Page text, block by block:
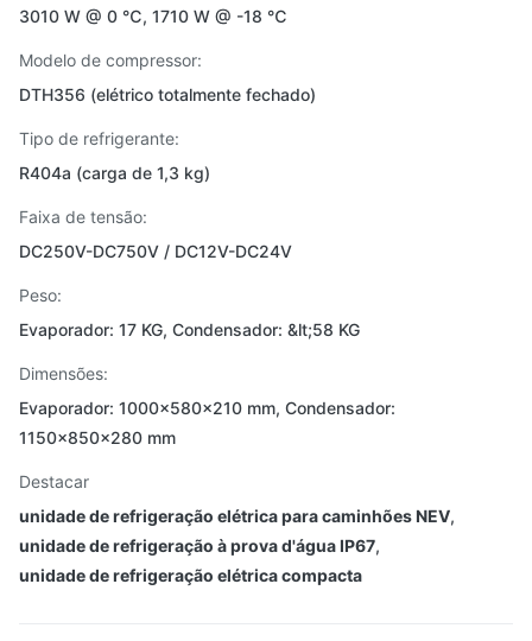
3010 W @ 0 ℃, 1710 W @ -18 ℃
Modelo de compressor:
DTH356 (elétrico totalmente fechado)
Tipo de refrigerante:
R404a (carga de 1,3 kg)
Faixa de tensão:
DC250V-DC750V / DC12V-DC24V
Peso:
Evaporador: 17 KG, Condensador: &lt;58 KG
Dimensões:
Evaporador: 1000×580×210 mm, Condensador:
1150×850×280 mm
Destacar
unidade de refrigeração elétrica para caminhões NEV,
unidade de refrigeração à prova d'água IP67,
unidade de refrigeração elétrica compacta